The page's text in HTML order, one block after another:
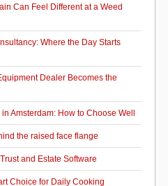
Can Feel Different at a Weed
Where the Day Starts
Dealer Becomes the
Amsterdam: How to Choose Well
the raised face flange
and Estate Software
Choice for Daily Cooking